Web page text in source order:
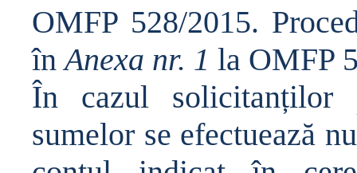
OMFP 528/2015.
înAnexa nr. 1 la OMFP
În cazul solicitanților
sumelor se efectuează